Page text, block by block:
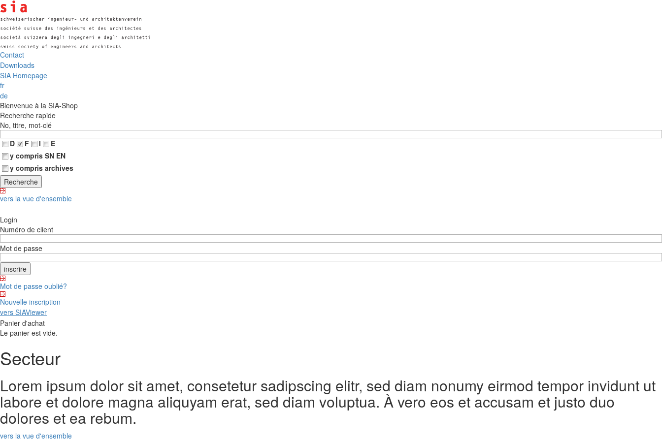
Contact
Downloads
SIA Homepage
fr
de
Bienvenue à la SIA-Shop
Recherche rapide
No, titre, mot-clé
D
F I
E
y compris SN EN
y compris archives
vers la vue d'ensemble
Login
Numéro de client
Mot de passe
Mot de passe oublié?
Nouvelle inscription
vers SIAViewer
Panier d'achat
Le panier est vide.
Secteur
Lorem ipsum dolor sit amet, consetetur sadipscing elitr, sed diam nonumy eirmod tempor invidunt ut
labore et dolore magna aliquyam erat, sed diam voluptua. À vero eos et accusam et justo duo
dolores et ea rebum.
vers la vue d'ensemble